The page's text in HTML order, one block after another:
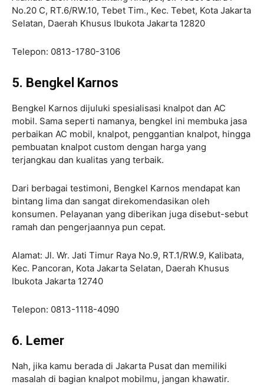
No.20 C, RT.6/RW.10, Tebet Tim., Kec. Tebet, Kota Jakarta
Selatan, Daerah Khusus Ibukota Jakarta 12820
Telepon: 0813-1780-3106
5. Bengkel Karnos
Bengkel Karnos dijuluki spesialisasi knalpot dan AC
mobil. Sama seperti namanya, bengkel ini membuka jasa
perbaikan AC mobil, knalpot, penggantian knalpot, hingga
pembuatan knalpot custom dengan harga yang
terjangkau dan kualitas yang terbaik.
Dari berbagai testimoni, Bengkel Karnos mendapat kan
bintang lima dan sangat direkomendasikan oleh
konsumen. Pelayanan yang diberikan juga disebut-sebut
ramah dan pengerjaannya pun cepat.
Alamat: Jl. Wr. Jati Timur Raya No.9, RT.1/RW.9, Kalibata,
Kec. Pancoran, Kota Jakarta Selatan, Daerah Khusus
Ibukota Jakarta 12740
Telepon: 0813-1118-4090
6. Lemer
Nah, jika kamu berada di Jakarta Pusat dan memiliki
masalah di bagian knalpot mobilmu, jangan khawatir.